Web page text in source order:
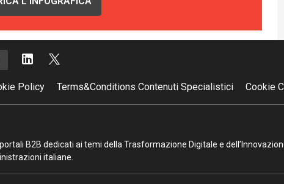
Policy Terms&Conditions Contenuti Specialistici Cookie
B2B dedicati ai temi della Trasformazione Digitale e
italiane.